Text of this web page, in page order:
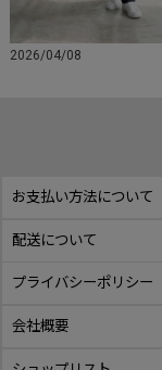
2026/04/08
お支払い方法について
配送について
プライバシーポリシー
会社概要